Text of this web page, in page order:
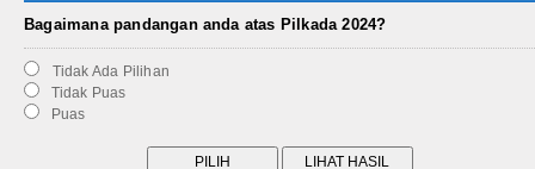
Bagaimana pandangan anda atas Pilkada 2024?
Tidak Ada Pilihan
Tidak Puas
Puas